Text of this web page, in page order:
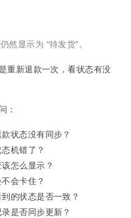
然显示为 “待发货”。
重新退款一次，看状态有没
：
状态没有同步？
机错了？
怎么显示？
会卡住？
的状态是否一致？
是否同步更新？